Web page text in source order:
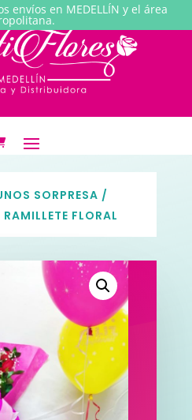
envíos en MEDELLÍN y el área
SORPRESA /
FLORAL